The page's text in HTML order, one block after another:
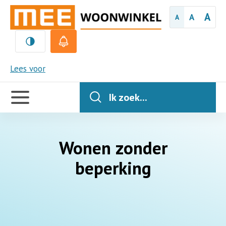
A A A
Lees voor
MEE
Handige
links
Ik zoek...
Wonen zonder
beperking